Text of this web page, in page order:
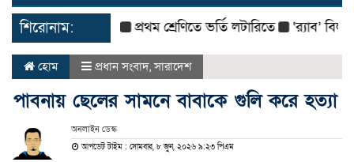
শিরোনাম: প্রথম শ্রেণিতে ভর্তি লটারিতে ‘র‌্যাব’ বিলুপ্ত
হোম প্রধান সংবাদ,সারাদেশ
পাবনায় ছেলের সামনে বাবাকে গুলি করে হত্যা
অনলাইন ডেস্ক
আপডেট টাইম : সোমবার, ৮ জুন, ২০২৬ ৯:২৩ পিএম